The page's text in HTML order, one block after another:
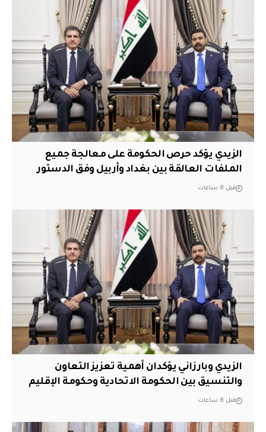
الزيدي يؤكد حرص الحكومة على معالجة جميع
الملفات العالقة بين بغداد وأربيل وفق الدستور
قبل 8 ساعات
الزيدي وبارزاني يؤكدان أهمية تعزيز التعاون
والتنسيق بين الحكومة الاتحادية وحكومة الإقليم
قبل 8 ساعات